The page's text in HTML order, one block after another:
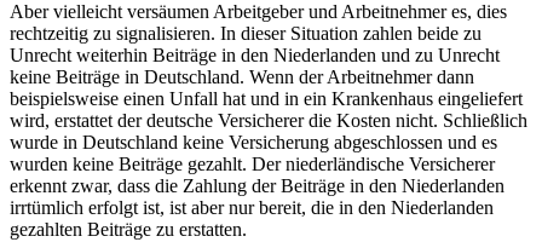
Aber vielleicht versäumen Arbeitgeber und Arbeitnehmer es, dies
rechtzeitig zu signalisieren. In dieser Situation zahlen beide zu
Unrecht weiterhin Beiträge in den Niederlanden und zu Unrecht
keine Beiträge in Deutschland. Wenn der Arbeitnehmer dann
beispielsweise einen Unfall hat und in ein Krankenhaus eingeliefert
wird, erstattet der deutsche Versicherer die Kosten nicht. Schließlich
wurde in Deutschland keine Versicherung abgeschlossen und es
wurden keine Beiträge gezahlt. Der niederländische Versicherer
erkennt zwar, dass die Zahlung der Beiträge in den Niederlanden
irrtümlich erfolgt ist, ist aber nur bereit, die in den Niederlanden
gezahlten Beiträge zu erstatten.